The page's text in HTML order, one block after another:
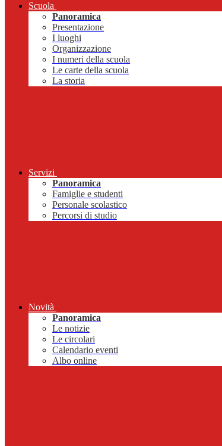
Scuola
Panoramica
Presentazione
I luoghi
Organizzazione
I numeri della scuola
Le carte della scuola
La storia
Servizi
Panoramica
Famiglie e studenti
Personale scolastico
Percorsi di studio
Novità
Panoramica
Le notizie
Le circolari
Calendario eventi
Albo online